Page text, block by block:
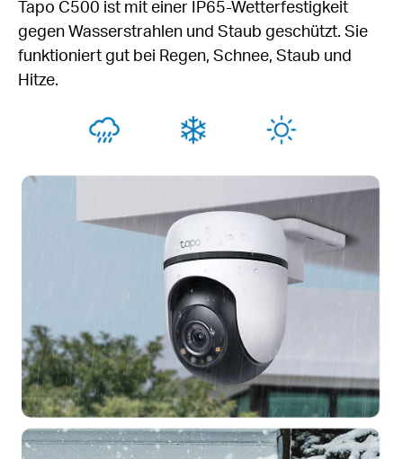
Tapo C500 ist mit einer IP65-Wetterfestigkeit
gegen Wasserstrahlen und Staub geschützt. Sie
funktioniert gut bei Regen, Schnee, Staub und
Hitze.